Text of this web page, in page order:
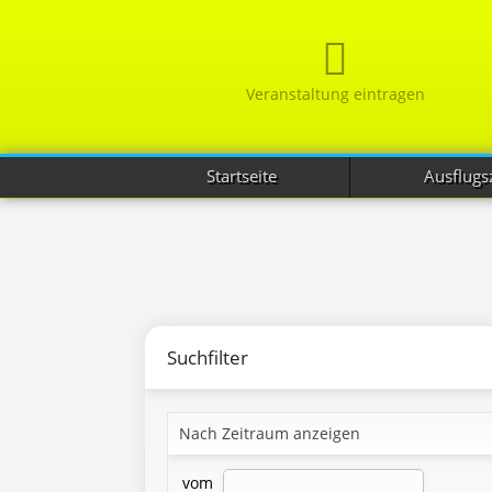
Veranstaltung eintragen
Startseite
Suchfilter
Nach Zeitraum anzeigen
vom